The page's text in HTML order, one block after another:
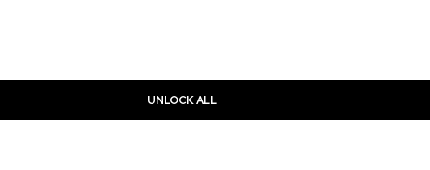
UNLOCK ALL